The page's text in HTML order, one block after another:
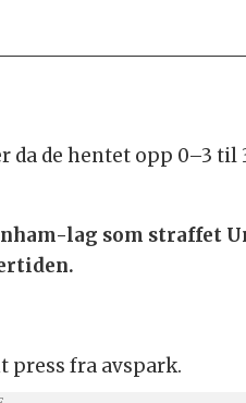
da de hentet opp 0–3
lag som straffet
press fra avspark.